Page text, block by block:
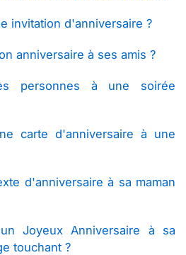
invitation d'anniversaire ?
anniversaire à ses amis ?
personnes à une soirée
carte d'anniversaire à une
d'anniversaire à sa maman
Joyeux Anniversaire à sa
touchant ?